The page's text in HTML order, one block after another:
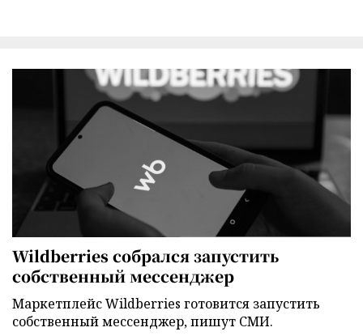
Wildberries собрался запустить
собственный мессенджер
Маркетплейс Wildberries готовится запустить
собственный мессенджер, пишут СМИ.